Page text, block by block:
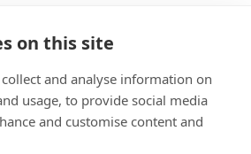
machen es zu
Wahl für Wohn- und
Doch um seine
zu bewahren, benötigt
on this site
and analyse information on
usage, to provide social media
and customise content and